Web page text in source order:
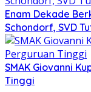
Enam Dekade
Schondorf, SVD
SMAK Giovanni
Tinggi